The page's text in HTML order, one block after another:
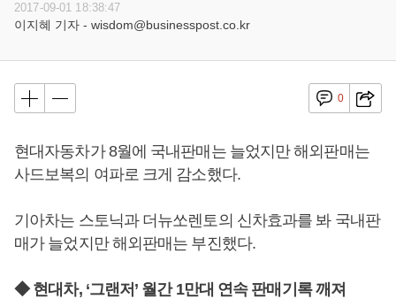
2017-09-01 18:38:47
이지혜 기자 - wisdom@businesspost.co.kr
0
현대자동차가 8월에 국내판매는 늘었지만 해외판매는
사드보복의 여파로 크게 감소했다.
기아차는 스토닉과 더뉴쏘렌토의 신차효과를 봐 국내판
매가 늘었지만 해외판매는 부진했다.
◆ 현대차, ‘그랜저’ 월간 1만대 연속 판매기록 깨져